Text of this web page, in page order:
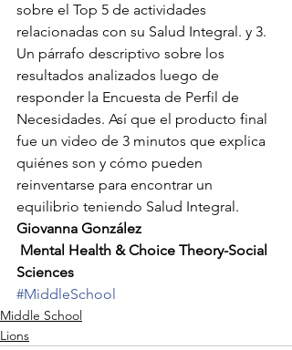
sobre el Top 5 de actividades
relacionadas con su Salud Integral. y 3.
Un párrafo descriptivo sobre los
resultados analizados luego de
responder la Encuesta de Perfil de
Necesidades. Así que el producto final
fue un video de 3 minutos que explica
quiénes son y cómo pueden
reinventarse para encontrar un
equilibrio teniendo Salud Integral.
Giovanna González
Sciences
#MiddleSchool
Middle School
Lions